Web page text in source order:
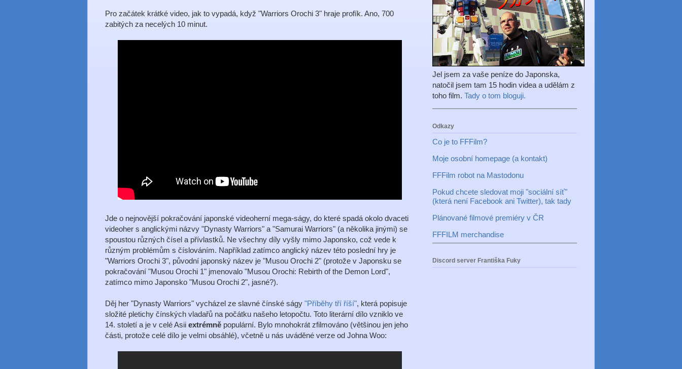
Pro začátek krátké video, jak to vypadá, když "Warriors Orochi 3" hraje profík. Ano, 700
zabitých za necelých 10 minut.
Jde o nejnovější pokračování japonské videoherní mega-ságy, do které spadá okolo dvaceti
videoher s anglickými názvy "Dynasty Warriors" a "Samurai Warriors" (a několika jinými) se
spoustou různých čísel a přívlastků. Ne všechny díly vyšly mimo Japonsko, což vede k
různým problémům s číslováním. Například zatímco anglický název této poslední hry je
"Warriors Orochi 3", původní japonský název je "Musou Orochi 2" (protože v Japonsku se
pokračování "Musou Orochi 1" jmenovalo "Musou Orochi: Rebirth of the Demon Lord",
zatímco mimo Japonsko "Musou Orochi 2", jasné?).
Děj her "Dynasty Warriors" vycházel ze slavné čínské ságy "Příběhy tří říší", která popisuje
složité pletichy čínských vladařů na počátku našeho letopočtu. Toto literární dílo vzniklo ve
14. století a je v celé Asii extrémně populární. Bylo mnohokrát zfilmováno (většinou jen jeho
části, protože celé dílo je velmi obsáhlé), včetně u nás uváděné verze od Johna Woo:
Jel jsem za vaše peníze do Japonska,
natočil jsem tam 15 hodin videa a udělám z
toho film. Tady o tom bloguji.
Odkazy
Co je to FFFilm?
Moje osobní homepage (a kontakt)
FFFilm robot na Mastodonu
Pokud chcete sledovat moji "sociální síť"
(která není Facebook ani Twitter), tak tady
Plánované filmové premiéry v ČR
FFFILM merchandise
Discord server Františka Fuky